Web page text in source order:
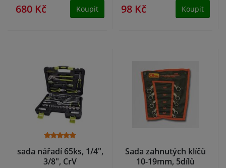
680 Kč Koupit 98 Kč Koupit
sada nářadí 65ks, 1/4",
3/8", CrV
Sada zahnutých klíčů
10-19mm, 5dílů